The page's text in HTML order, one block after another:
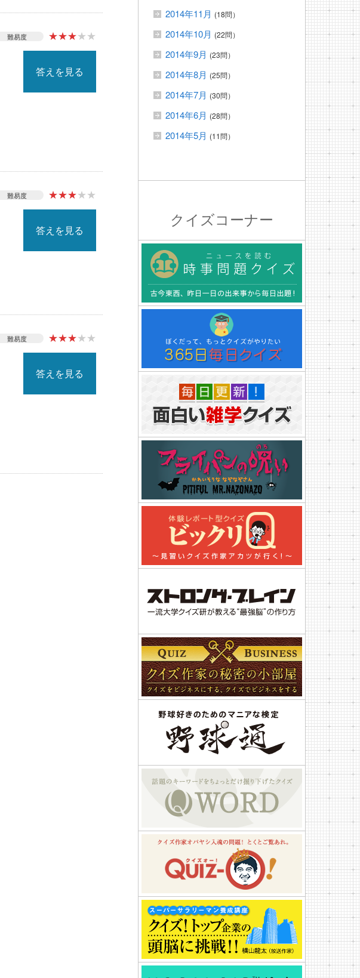
難易度 ★★★★★
答えを見る
難易度 ★★★★★
答えを見る
難易度 ★★★★★
答えを見る
2014年11月 (18問）
2014年10月 (22問）
2014年9月 (23問）
2014年8月 (25問）
2014年7月 (30問）
2014年6月 (28問）
2014年5月 (11問）
クイズコーナー